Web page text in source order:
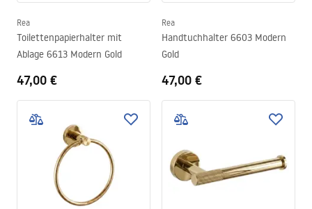
Rea
Toilettenpapierhalter mit
Ablage 6613 Modern Gold
47,00 €
Rea
Handtuchhalter 6603 Modern
Gold
47,00 €